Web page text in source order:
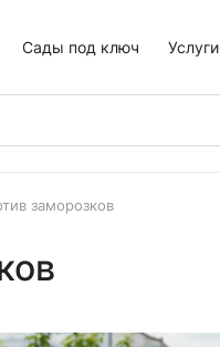
Сады под ключ Услуги
заморозков